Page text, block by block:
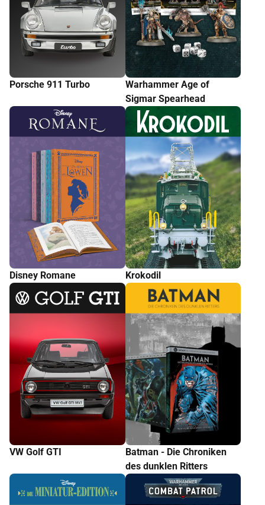
Porsche 911 Turbo
Warhammer Age of
Sigmar Spearhead
Disney Romane Krokodil
VW Golf GTI
Batman - Die Chroniken
des dunklen Ritters